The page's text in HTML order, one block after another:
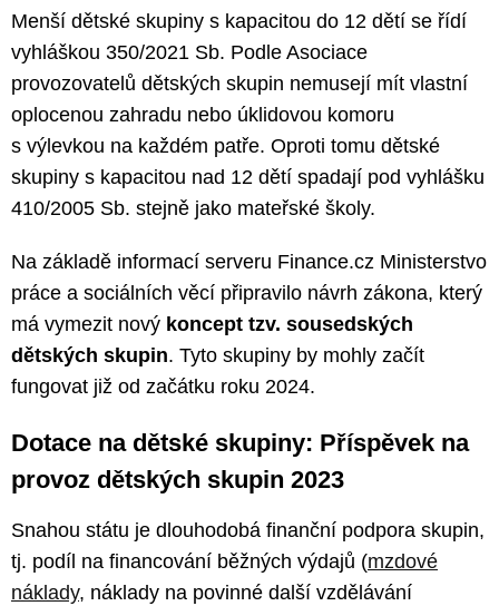
Menší dětské skupiny s kapacitou do 12 dětí se řídí
vyhláškou 350/2021 Sb. Podle Asociace
provozovatelů dětských skupin nemusejí mít vlastní
oplocenou zahradu nebo úklidovou komoru
s výlevkou na každém patře. Oproti tomu dětské
skupiny s kapacitou nad 12 dětí spadají pod vyhlášku
410/2005 Sb. stejně jako mateřské školy.
Na základě informací serveru Finance.cz Ministerstvo
práce a sociálních věcí připravilo návrh zákona, který
má vymezit nový koncept tzv. sousedských
dětských skupin. Tyto skupiny by mohly začít
fungovat již od začátku roku 2024.
Dotace na dětské skupiny: Příspěvek na
provoz dětských skupin 2023
Snahou státu je dlouhodobá finanční podpora skupin,
tj. podíl na financování běžných výdajů (mzdové
náklady, náklady na povinné další vzdělávání